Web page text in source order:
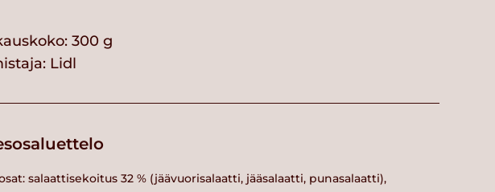
300 g
Lidl
salaattisekoitus 32 % (jäävuorisalaatti, jääsalaatti, punasalaatti),